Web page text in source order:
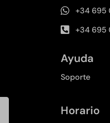
+34 695
+34 695
Ayuda
Soporte
Horario